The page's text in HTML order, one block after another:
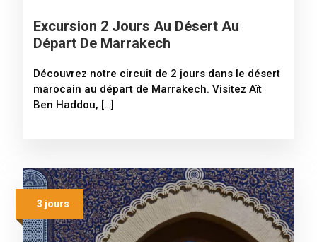
Excursion 2 Jours Au Désert Au
Départ De Marrakech
Découvrez notre circuit de 2 jours dans le désert
marocain au départ de Marrakech. Visitez Aït
Ben Haddou, […]
3 jours